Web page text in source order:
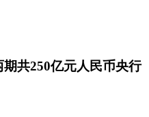
共250亿元人民币央行